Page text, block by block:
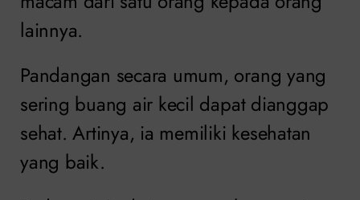
lainnya.
Pandangan secara umum, orang yang
sering buang air kecil dapat dianggap
sehat. Artinya, ia memiliki kesehatan
yang baik.